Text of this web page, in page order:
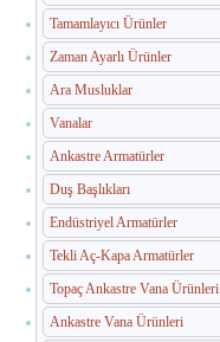
Tamamlayıcı Ürünler
Zaman Ayarlı Ürünler
Ara Musluklar
Vanalar
Ankastre Armatürler
Duş Başlıkları
Endüstriyel Armatürler
Tekli Aç-Kapa Armatürler
Topaç Ankastre Vana Ürünleri
Ankastre Vana Ürünleri